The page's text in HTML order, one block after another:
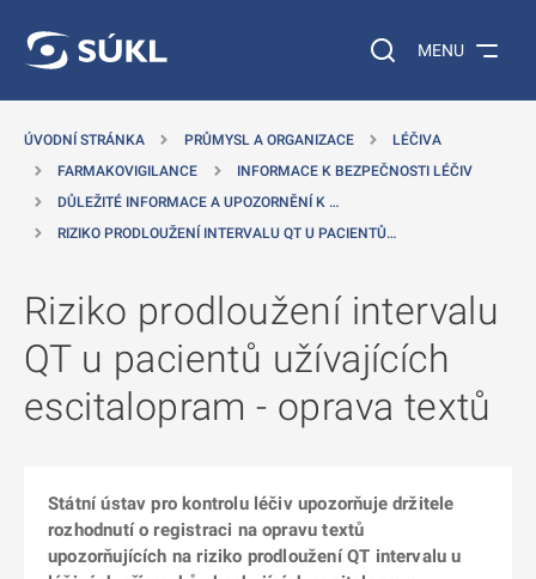
Vyhledávání na
MENU
ÚVODNÍ STRÁNKA PRŮMYSL A ORGANIZACE
LÉČIVA
FARMAKOVIGILANCE
INFORMACE K BEZPEČNOSTI LÉČIV
DŮLEŽITÉ INFORMACE A UPOZORNĚNÍ K …
RIZIKO PRODLOUŽENÍ INTERVALU QT U PACIENTŮ…
Riziko prodloužení intervalu
QT u pacientů užívajících
escitalopram - oprava textů
Státní ústav pro kontrolu léčiv upozorňuje držitele
rozhodnutí o registraci na opravu textů
upozorňujících na riziko prodloužení QT intervalu u